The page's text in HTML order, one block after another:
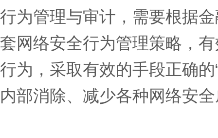
行为管理与审计，需要根据
套网络安全行为管理策略，
行为，采取有效的手段正确的
内部消除、减少各种网络安